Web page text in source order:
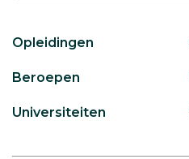
Opleidingen
Beroepen
Universiteiten